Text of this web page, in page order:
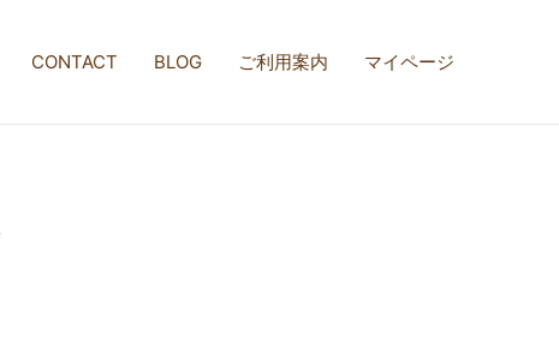
CONTACT BLOG ご利用案内 マイページ